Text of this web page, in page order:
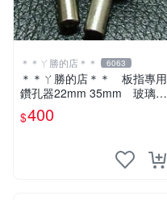
＊＊ㄚ勝的店＊＊ 6063
＊＊ㄚ勝的店＊＊ 板指專用
鑽孔器22mm 35mm 玻璃玉
石等硬物使用～
$400